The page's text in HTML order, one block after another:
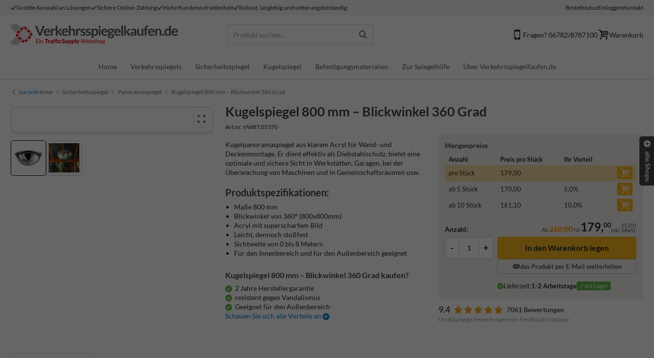
Größte Auswahl an Lösungen Sichere Online-Zahlung Hohe Kundenzufriedenheit Robust, langlebig und witterungsbeständig BestellstatusEinloggenKontakt
Produkt suchen... Fragen? 06782/8787100 Warenkorb
Home Verkehrsspiegels Sicherheitsspiegel Kugelspiegel Befestigungsmaterialien Zur Spiegelhilfe Über Verkehrsspiegelfaufen.de
zurückHome Sicherheitsspiegel Panoramaspiegel Kugelspiegel 800 mm – Blickwinkel 360 Grad
Kugelspiegel 800 mm – Blickwinkel 360 Grad
Art.nr. VWBT.05370
Mengenpreise
Anzahl Preis pro Stück
Ihr Vorteil
pro Stück
179,00
ab 5 Stück 170,00 5,0%
ab 10 Stück 161,10 10,0%
Anzahl: Ab210,00für179,00 213,01
inkl. MwSt.
- + In den Warenkorb legen
das Produkt per E-Mail weiterleiten
Lieferzeit:1-2 Arbeitstage ✓auf Lager
9.4 7061 Bewertungen
Unabhängige Bewertungen von FeedbackCompany
Kugelpanoramaspiegel aus klarem Acryl für Wand- und
Deckenmontage. Er dient effektiv als Diebstahlschutz, bietet eine
optimale und sichere Sicht in Werkstätten, Garagen, bei der
Überwachung von Maschinen und in Gemeinschaftsräumen usw.
Produktspezifikationen:
Maße 800 mm
Blickwinkel von 360° (800x800mm)
Acryl mit superscharfem Bild
Leicht, dennoch stoßfest
Sichtweite von 0 bis 8 Metern
Für den Innenbereich und für den Außenbereich geeignet
Kugelspiegel 800 mm – Blickwinkel 360 Grad kaufen?
2 Jahre Herstellergarantie
resistent gegen Vandalismus
Geeignet für den Außenbereich
Schauen Sie sich alle Vorteile an
alle Shops